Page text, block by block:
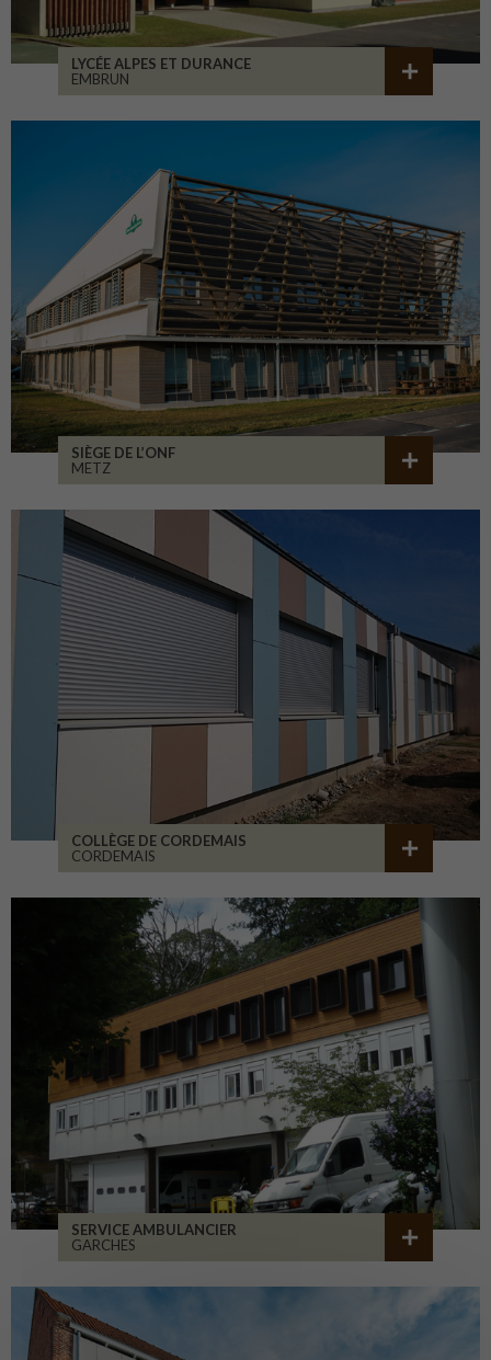
LYCÉE ALPES ET DURANCE
EMBRUN
SIÈGE DE L’ONF
METZ
COLLÈGE DE CORDEMAIS
CORDEMAIS
SERVICE AMBULANCIER
GARCHES